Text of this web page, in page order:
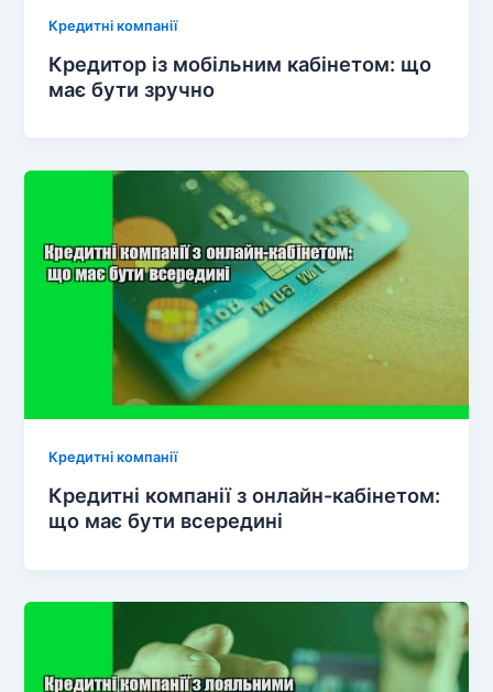
Кредитні компанії
Кредитор із мобільним кабінетом: що
має бути зручно
Кредитні компанії
Кредитні компанії з онлайн-кабінетом:
що має бути всередині